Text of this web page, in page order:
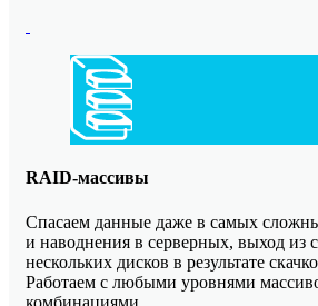
RAID-массивы
Спасаем данные даже в самых
и наводнения в серверных, выход из
нескольких дисков в результате
Работаем с любыми уровнями
комбинациями.